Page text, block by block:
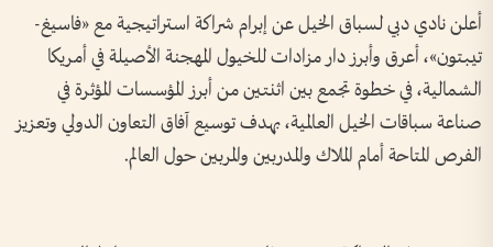
أعلن نادي دبي لسباق الخيل عن إبرام شراكة استراتيجية مع «فاسيغ-
تيبتون»، أعرق وأبرز دار مزادات للخيول المهجنة الأصيلة في أمريكا
الشمالية، في خطوة تجمع بين اثنتين من أبرز المؤسسات المؤثرة في
صناعة سباقات الخيل العالمية، بهدف توسيع آفاق التعاون الدولي وتعزيز
الفرص المتاحة أمام الملاك والمدربين والمربين حول العالم.